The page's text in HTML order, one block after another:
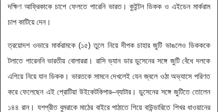
দক্ষিণ আফ্রিকাকে চাপে ফেলতে পারেনি ভারত। কুইন্টন ডিকক ও এইডেন মার্করাম
চাপ কাটিয়ে দেন।
ত্রয়োদশ ওভারে মার্করামকে (‌১৫)‌ তুলে নিয়ে দীপক চাহার জুটি ভাঙলেও ডিকককে
টলাতে পারেননি ভারতীয় বোলাররা। রাসি ভ্যান ডার ডুসেনের সঙ্গে জুটি বেঁধে দলকে
এগিয়ে নিয়ে যান ডিকক। ভারতকে সামনে দেখলেই যেন জ্বলে ওঠা অভ্যাসে পরিণত
করে ফেলেছেন এই প্রোটিয়া উইকেটকিপার–ব্যাটার। ডুসেনের সঙ্গে জুটিতে তোলেন
১৪৪ রান। যশপ্রীত বুমরাকে মাঠের বাইরে পাঠাতে গিয়ে বাউন্ডারিতে শিখর ধাওয়ানের